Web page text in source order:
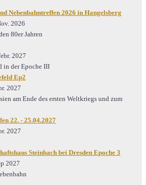
Nebenbahntreffen 2026 in Hangelsberg
2026
80er Jahren
2027
in der Epoche III
Ep2
2027
am Ende des ersten Weltkriegs und zum
22. - 25.04.2027
2027
Steinbach bei Dresden Epoche 3
2027